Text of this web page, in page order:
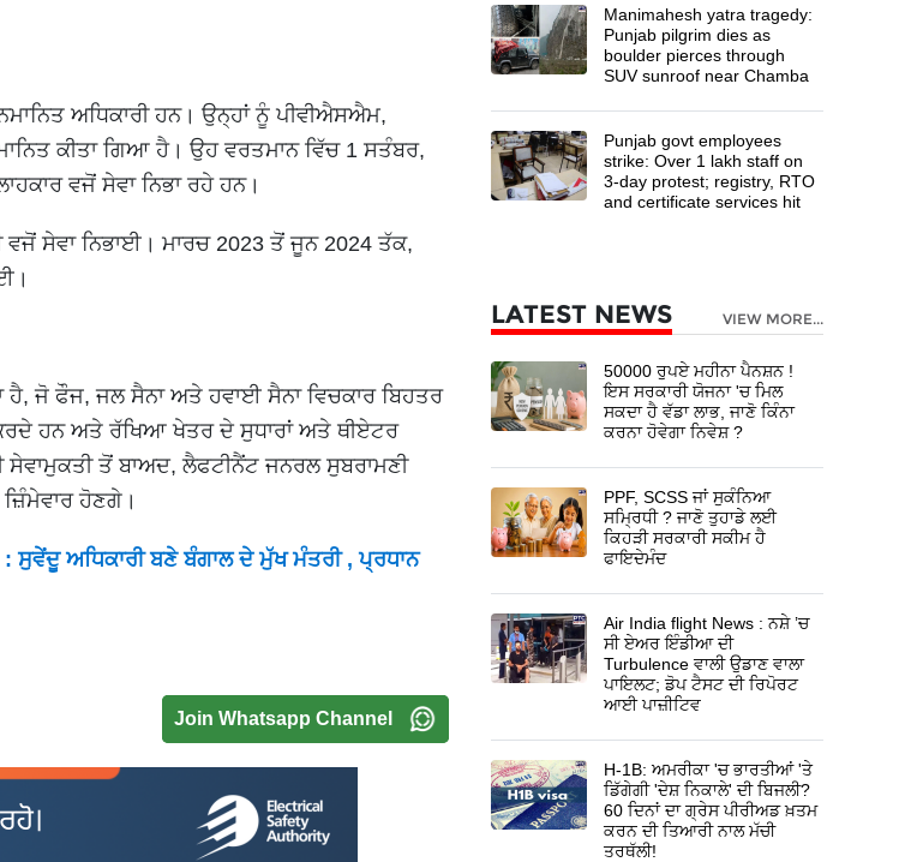
ਅਧਿਕਾਰੀ ਹਨ। ਉਨ੍ਹਾਂ ਨੂੰ ਪੀਵੀਐਸਐਮ,
ਕੀਤਾ ਗਿਆ ਹੈ। ਉਹ ਵਰਤਮਾਨ ਵਿੱਚ 1 ਸਤੰਬਰ,
ਵਜੋਂ ਸੇਵਾ ਨਿਭਾ ਰਹੇ ਹਨ।
ਸੇਵਾ ਨਿਭਾਈ। ਮਾਰਚ 2023 ਤੋਂ ਜੂਨ 2024 ਤੱਕ,
ਜੋ ਫੌਜ, ਜਲ ਸੈਨਾ ਅਤੇ ਹਵਾਈ ਸੈਨਾ ਵਿਚਕਾਰ ਬਿਹਤਰ
ਹਨ ਅਤੇ ਰੱਖਿਆ ਖੇਤਰ ਦੇ ਸੁਧਾਰਾਂ ਅਤੇ ਥੀਏਟਰ
ਸੇਵਾਮੁਕਤੀ ਤੋਂ ਬਾਅਦ, ਲੈਫਟੀਨੈਂਟ ਜਨਰਲ ਸੁਬਰਾਮਣੀ
ਹੋਣਗੇ।
ਅਧਿਕਾਰੀ ਬਣੇ ਬੰਗਾਲ ਦੇ ਮੁੱਖ ਮੰਤਰੀ , ਪ੍ਰਧਾਨ
Join Whatsapp Channel
Manimahesh yatra tragedy:
Punjab pilgrim dies as
boulder pierces through
SUV sunroof near Chamba
Punjab govt employees
strike: Over 1 lakh staff on
3-day protest; registry, RTO
and certificate services hit
LATEST NEWS VIEW MORE...
50000 ਰੁਪਏ ਮਹੀਨਾ ਪੈਨਸ਼ਨ !
ਇਸ ਸਰਕਾਰੀ ਯੋਜਨਾ 'ਚ ਮਿਲ
ਸਕਦਾ ਹੈ ਵੱਡਾ ਲਾਭ, ਜਾਣੋ ਕਿੰਨਾ
ਕਰਨਾ ਹੋਵੇਗਾ ਨਿਵੇਸ਼ ?
PPF, SCSS ਜਾਂ ਸੁਕੰਨਿਆ
ਸਮ੍ਰਿਧੀ ? ਜਾਣੋ ਤੁਹਾਡੇ ਲਈ
ਕਿਹੜੀ ਸਰਕਾਰੀ ਸਕੀਮ ਹੈ
ਫਾਇਦੇਮੰਦ
Air India flight News : ਨਸ਼ੇ ’ਚ
ਸੀ ਏਅਰ ਇੰਡੀਆ ਦੀ
Turbulence ਵਾਲੀ ਉਡਾਣ ਵਾਲਾ
ਪਾਇਲਟ; ਡੋਪ ਟੈਸਟ ਦੀ ਰਿਪੋਰਟ
ਆਈ ਪਾਜ਼ੀਟਿਵ
H-1B: ਅਮਰੀਕਾ 'ਚ ਭਾਰਤੀਆਂ 'ਤੇ
ਡਿੱਗੇਗੀ 'ਦੇਸ਼ ਨਿਕਾਲੇ' ਦੀ ਬਿਜਲੀ?
60 ਦਿਨਾਂ ਦਾ ਗ੍ਰੇਸ ਪੀਰੀਅਡ ਖ਼ਤਮ
ਕਰਨ ਦੀ ਤਿਆਰੀ ਨਾਲ ਮੱਚੀ
ਤਰਥੱਲੀ!